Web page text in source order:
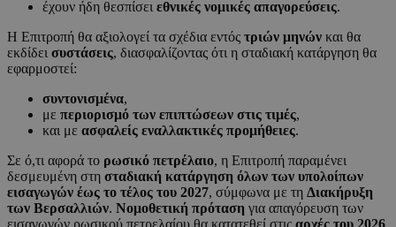
έχουν ήδη θεσπίσει εθνικές νομικές απαγορεύσεις.
Η Επιτροπή θα αξιολογεί τα σχέδια εντός τριών μηνών και θα
εκδίδει συστάσεις, διασφαλίζοντας ότι η σταδιακή κατάργηση θα
εφαρμοστεί:
συντονισμένα,
με περιορισμό των επιπτώσεων στις τιμές,
και με ασφαλείς εναλλακτικές προμήθειες.
Σε ό,τι αφορά το ρωσικό πετρέλαιο, η Επιτροπή παραμένει
δεσμευμένη στη σταδιακή κατάργηση όλων των υπολοίπων
εισαγωγών έως το τέλος του 2027, σύμφωνα με τη Διακήρυξη
των Βερσαλλιών. Νομοθετική πρόταση για απαγόρευση των